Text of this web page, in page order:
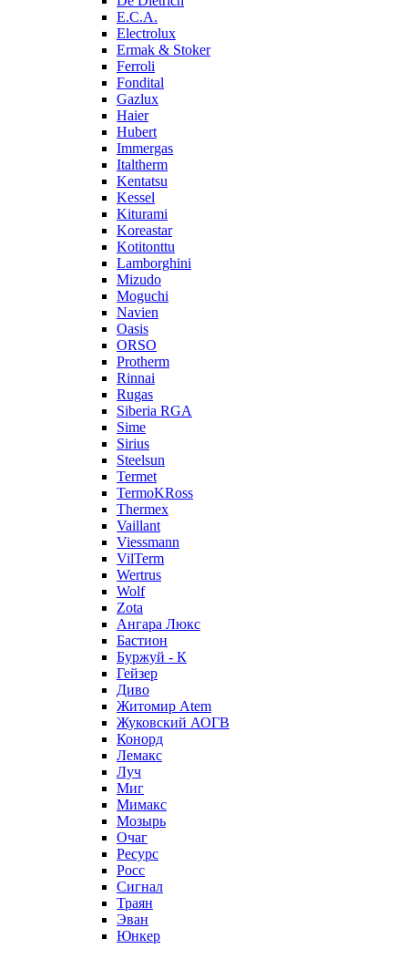
E.C.A.
Electrolux
Ermak & Stoker
Ferroli
Fondital
Gazlux
Haier
Hubert
Immergas
Italtherm
Kentatsu
Kessel
Kiturami
Koreastar
Kotitonttu
Lamborghini
Mizudo
Moguchi
Navien
Oasis
ORSO
Protherm
Rinnai
Rugas
Siberia RGA
Sime
Sirius
Steelsun
Termet
TermoKRoss
Thermex
Vaillant
Viessmann
VilTerm
Wertrus
Wolf
Zota
Ангара Люкс
Бастион
Буржуй - К
Гейзер
Диво
Житомир Аtem
Жуковский АОГВ
Конорд
Лемакс
Луч
Миг
Мимакс
Мозырь
Очаг
Ресурс
Росс
Сигнал
Траян
Эван
Юнкер